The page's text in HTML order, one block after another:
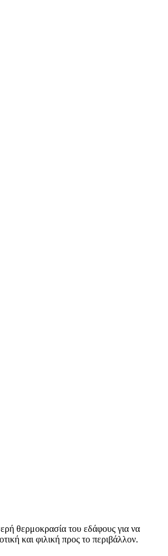
θερμοκρασία του εδάφους για να
και φιλική προς το περιβάλλον.